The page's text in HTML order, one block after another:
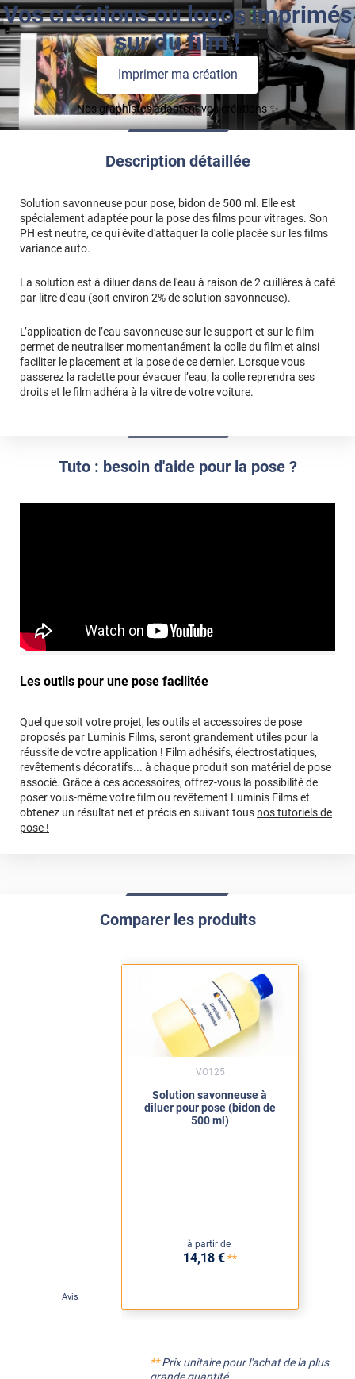
Tuto : besoin d'aide pour la pose ?
Les outils pour une pose facilitée
Quel que soit votre projet, les outils et accessoires de pose
proposés par Luminis Films, seront grandement utiles pour la
réussite de votre application ! Film adhésifs, électrostatiques,
revêtements décoratifs... à chaque produit son matériel de pose
associé. Grâce à ces accessoires, offrez-vous la possibilité de
poser vous-même votre film ou revêtement Luminis Films et
obtenez un résultat net et précis en suivant tous nos tutoriels de
pose !
Vos créations ou logos imprimés
sur du film !
Imprimer ma création
Nos graphistes adaptent vos créations ✨
Description détaillée
Solution savonneuse pour pose, bidon de 500 ml. Elle est
spécialement adaptée pour la pose des films pour vitrages. Son
PH est neutre, ce qui évite d'attaquer la colle placée sur les films
variance auto.
La solution est à diluer dans de l'eau à raison de 2 cuillères à café
par litre d'eau (soit environ 2% de solution savonneuse).
L’application de l’eau savonneuse sur le support et sur le film
permet de neutraliser momentanément la colle du film et ainsi
faciliter le placement et la pose de ce dernier. Lorsque vous
passerez la raclette pour évacuer l’eau, la colle reprendra ses
droits et le film adhéra à la vitre de votre voiture.
Comparer les produits
Avis
Solution savonneuse à
diluer pour pose (bidon de
500 ml)
à partir de
14,18 €**
-
VO125
**Prix unitaire pour l'achat de la plus